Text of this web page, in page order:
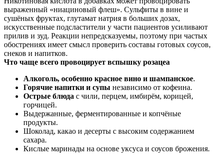
выраженный «ниациновый флеш». Сульфиты в вине и
сушёных фруктах, глутамат натрия в больших дозах,
искусственные подсластители у части пациентов усиливают
прилив и зуд. Реакции непредсказуемы, поэтому при частых
обострениях имеет смысл проверить составы готовых соусов,
снеков и напитков.
Что чаще всего провоцирует вспышку розацеа
Алкоголь, особенно красное вино и шампанское.
Горячие напитки и супы независимо от кофеина.
Острые блюда с чили, перцем, имбирём, корицей,
горчицей.
Выдержанные, ферментированные и копчёные
продукты.
Шоколад, какао и десерты с высоким содержанием
сахара.
Кислые маринады на основе уксуса и соусов брожения.